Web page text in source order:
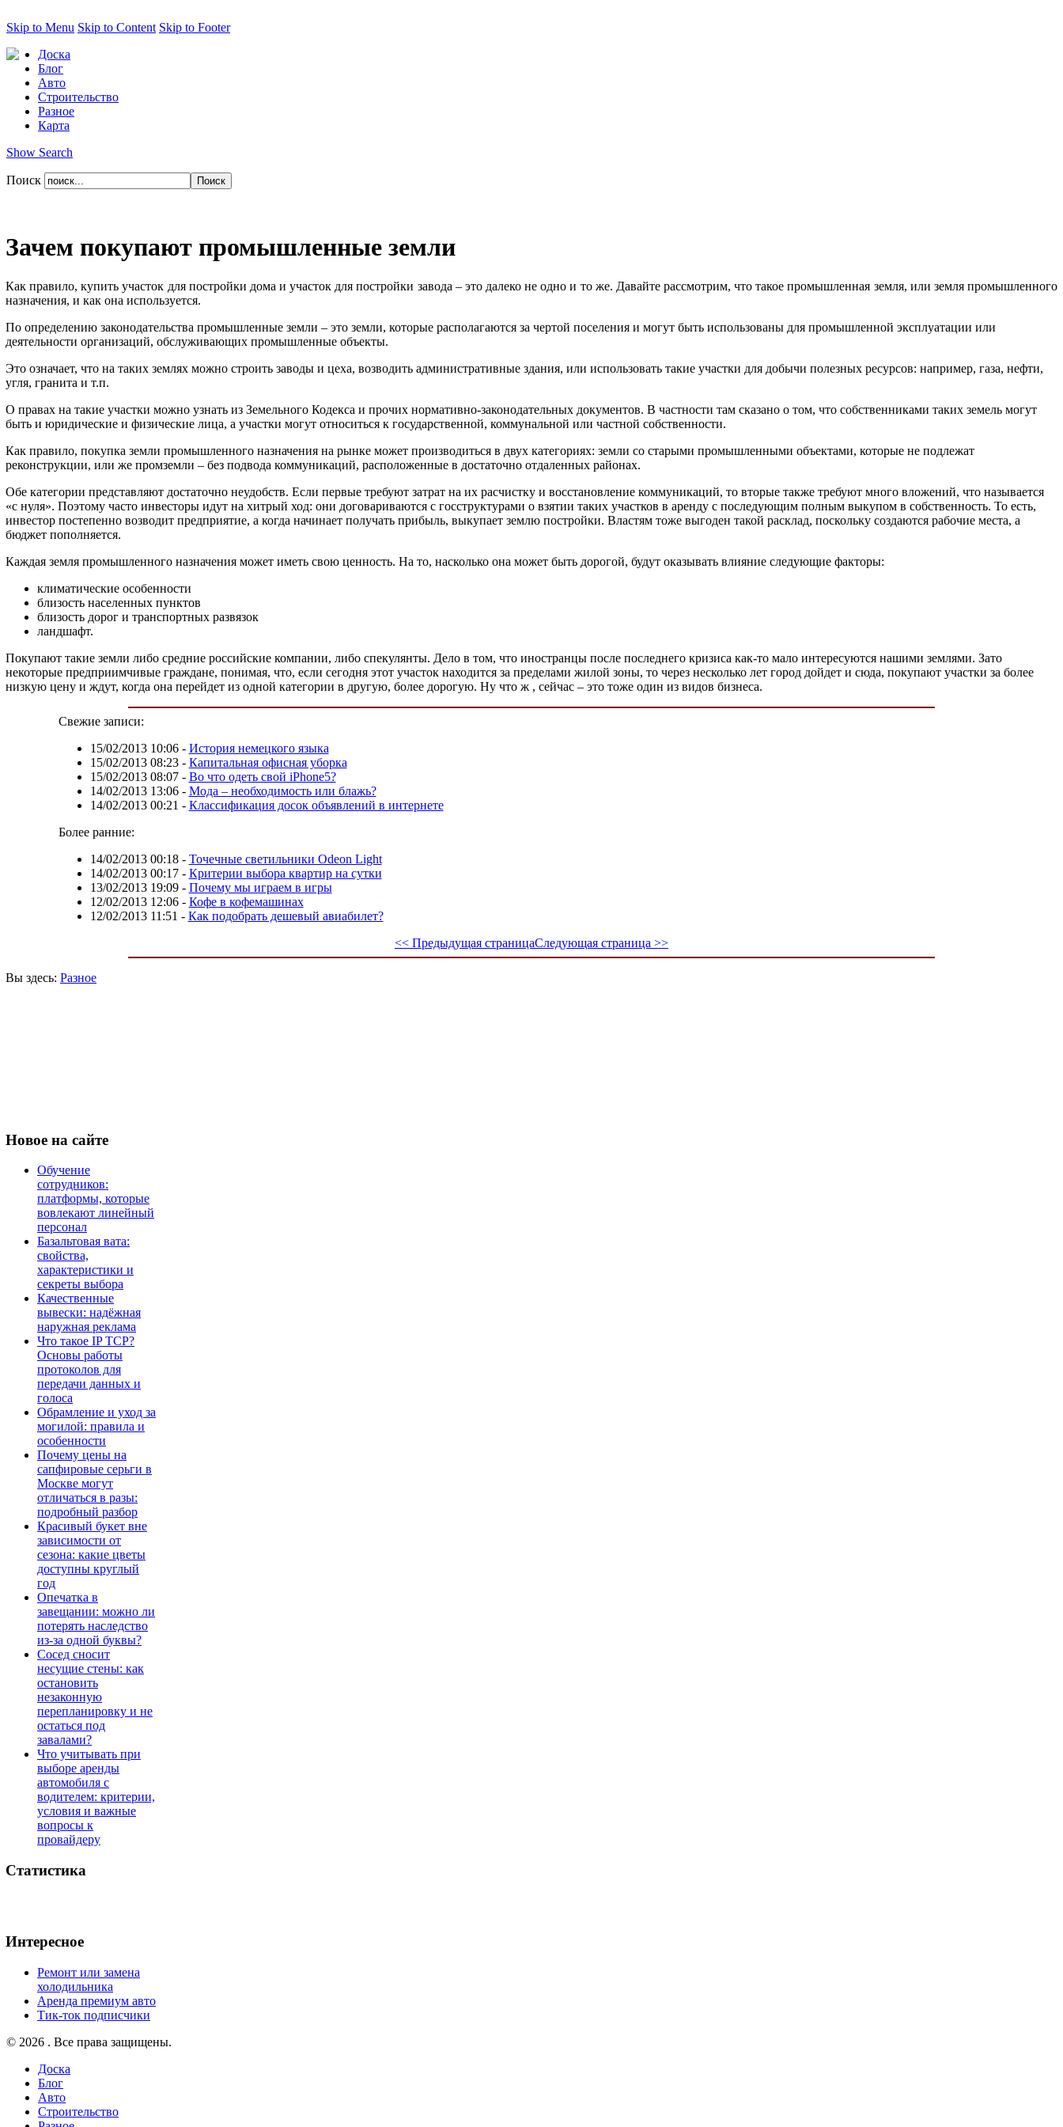
Skip to Menu Skip to Content Skip to Footer
Доска
Блог
Авто
Строительство
Разное
Карта
Show Search
Поиск
Зачем покупают промышленные земли
Как правило, купить участок для постройки дома и участок для постройки завода – это далеко не одно и то же. Давайте рассмотрим, что такое промышленная земля, или земля промышленного
назначения, и как она используется.
По определению законодательства промышленные земли – это земли, которые располагаются за чертой поселения и могут быть использованы для промышленной эксплуатации или
деятельности организаций, обслуживающих промышленные объекты.
Это означает, что на таких землях можно строить заводы и цеха, возводить административные здания, или использовать такие участки для добычи полезных ресурсов: например, газа, нефти,
угля, гранита и т.п.
О правах на такие участки можно узнать из Земельного Кодекса и прочих нормативно-законодательных документов. В частности там сказано о том, что собственниками таких земель могут
быть и юридические и физические лица, а участки могут относиться к государственной, коммунальной или частной собственности.
Как правило, покупка земли промышленного назначения на рынке может производиться в двух категориях: земли со старыми промышленными объектами, которые не подлежат
реконструкции, или же промземли – без подвода коммуникаций, расположенные в достаточно отдаленных районах.
Обе категории представляют достаточно неудобств. Если первые требуют затрат на их расчистку и восстановление коммуникаций, то вторые также требуют много вложений, что называется
«с нуля». Поэтому часто инвесторы идут на хитрый ход: они договариваются с госструктурами о взятии таких участков в аренду с последующим полным выкупом в собственность. То есть,
инвестор постепенно возводит предприятие, а когда начинает получать прибыль, выкупает землю постройки. Властям тоже выгоден такой расклад, поскольку создаются рабочие места, а
бюджет пополняется.
Каждая земля промышленного назначения может иметь свою ценность. На то, насколько она может быть дорогой, будут оказывать влияние следующие факторы:
климатические особенности
близость населенных пунктов
близость дорог и транспортных развязок
ландшафт.
Покупают такие земли либо средние российские компании, либо спекулянты. Дело в том, что иностранцы после последнего кризиса как-то мало интересуются нашими землями. Зато
некоторые предприимчивые граждане, понимая, что, если сегодня этот участок находится за пределами жилой зоны, то через несколько лет город дойдет и сюда, покупают участки за более
низкую цену и ждут, когда она перейдет из одной категории в другую, более дорогую. Ну что ж , сейчас – это тоже один из видов бизнеса.
Свежие записи:
15/02/2013 10:06- История немецкого языка
15/02/2013 08:23- Капитальная офисная уборка
15/02/2013 08:07- Во что одеть свой iPhone5?
14/02/2013 13:06- Мода – необходимость или блажь?
14/02/2013 00:21 - Классификация досок объявлений в интернете
Более ранние:
14/02/2013 00:18- Точечные светильники Odeon Light
14/02/2013 00:17- Критерии выбора квартир на сутки
13/02/2013 19:09- Почему мы играем в игры
12/02/2013 12:06- Кофе в кофемашинах
12/02/2013 11:51 - Как подобрать дешевый авиабилет?
<< Предыдущая страницаСледующая страница >>
Вы здесь: Разное
Новое на сайте
Обучение
сотрудников:
платформы, которые
вовлекают линейный
персонал
Базальтовая вата:
свойства,
характеристики и
секреты выбора
Качественные
вывески: надёжная
наружная реклама
Что такое IP TCP?
Основы работы
протоколов для
передачи данных и
голоса
Обрамление и уход за
могилой: правила и
особенности
Почему цены на
сапфировые серьги в
Москве могут
отличаться в разы:
подробный разбор
Красивый букет вне
зависимости от
сезона: какие цветы
доступны круглый
год
Опечатка в
завещании: можно ли
потерять наследство
из-за одной буквы?
Сосед сносит
несущие стены: как
остановить
незаконную
перепланировку и не
остаться под
завалами?
Что учитывать при
выборе аренды
автомобиля с
водителем: критерии,
условия и важные
вопросы к
провайдеру
Статистика
Интересное
Ремонт или замена
холодильника
Аренда премиум авто
Тик-ток подписчики
© 2026 . Все права защищены.
Доска
Блог
Авто
Строительство